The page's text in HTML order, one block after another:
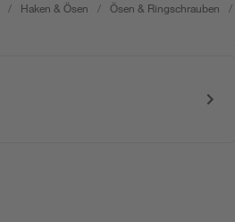
/ Haken & Ösen / Ösen & Ringschrauben /